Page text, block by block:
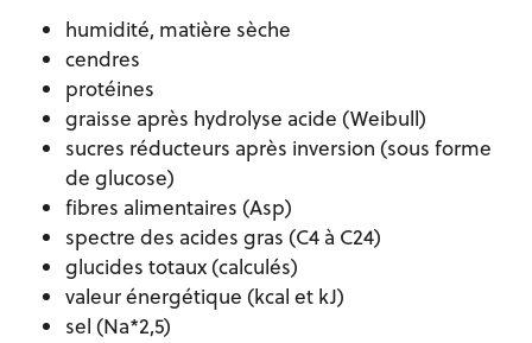
humidité, matière sèche
cendres
protéines
graisse après hydrolyse acide (Weibull)
sucres réducteurs après inversion (sous forme
de glucose)
fibres alimentaires (Asp)
spectre des acides gras (C4 à C24)
glucides totaux (calculés)
valeur énergétique (kcal et kJ)
sel (Na*2,5)